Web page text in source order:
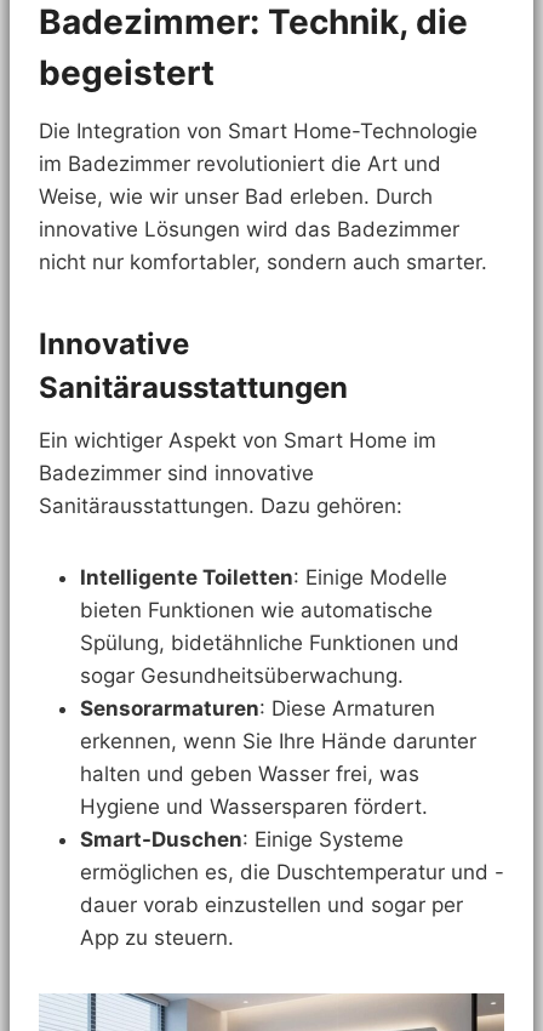
Badezimmer: Technik, die
begeistert
Die Integration von Smart Home-Technologie
im Badezimmer revolutioniert die Art und
Weise, wie wir unser Bad erleben. Durch
innovative Lösungen wird das Badezimmer
nicht nur komfortabler, sondern auch smarter.
Innovative
Sanitärausstattungen
Ein wichtiger Aspekt von Smart Home im
Badezimmer sind innovative
Sanitärausstattungen. Dazu gehören:
Intelligente Toiletten: Einige Modelle
bieten Funktionen wie automatische
Spülung, bidetähnliche Funktionen und
sogar Gesundheitsüberwachung.
Sensorarmaturen: Diese Armaturen
erkennen, wenn Sie Ihre Hände darunter
halten und geben Wasser frei, was
Hygiene und Wassersparen fördert.
Smart-Duschen: Einige Systeme
ermöglichen es, die Duschtemperatur und -
dauer vorab einzustellen und sogar per
App zu steuern.